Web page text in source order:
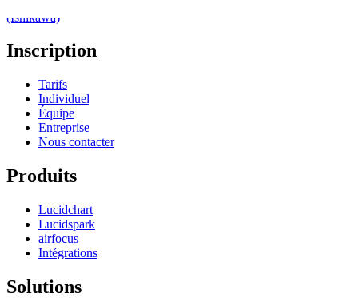
(Ishikawa)
Inscription
Tarifs
Individuel
Équipe
Entreprise
Nous contacter
Produits
Lucidchart
Lucidspark
airfocus
Intégrations
Solutions